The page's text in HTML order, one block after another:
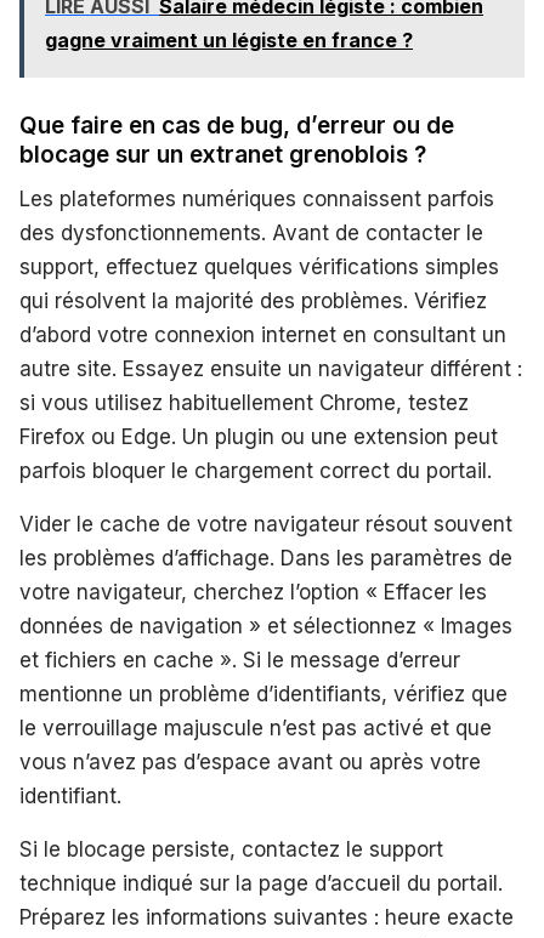
LIRE AUSSI
Salaire médecin légiste : combien
gagne vraiment un légiste en france ?
Que faire en cas de bug, d’erreur ou de
blocage sur un extranet grenoblois ?
Les plateformes numériques connaissent parfois
des dysfonctionnements. Avant de contacter le
support, effectuez quelques vérifications simples
qui résolvent la majorité des problèmes. Vérifiez
d’abord votre connexion internet en consultant un
autre site. Essayez ensuite un navigateur différent :
si vous utilisez habituellement Chrome, testez
Firefox ou Edge. Un plugin ou une extension peut
parfois bloquer le chargement correct du portail.
Vider le cache de votre navigateur résout souvent
les problèmes d’affichage. Dans les paramètres de
votre navigateur, cherchez l’option « Effacer les
données de navigation » et sélectionnez « Images
et fichiers en cache ». Si le message d’erreur
mentionne un problème d’identifiants, vérifiez que
le verrouillage majuscule n’est pas activé et que
vous n’avez pas d’espace avant ou après votre
identifiant.
Si le blocage persiste, contactez le support
technique indiqué sur la page d’accueil du portail.
Préparez les informations suivantes : heure exacte